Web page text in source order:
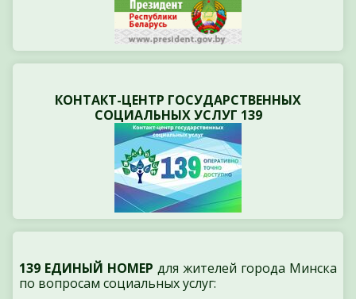
КОНТАКТ-ЦЕНТР ГОСУДАРСТВЕННЫХ
СОЦИАЛЬНЫХ УСЛУГ 139
139 ЕДИНЫЙ НОМЕР для жителей города Минска
по вопросам социальных услуг: